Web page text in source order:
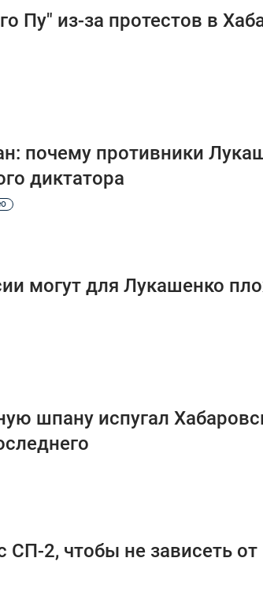
Пу" из-за протестов в
почему противники
диктатора
могут для Лукашенко
шпану испугал
СП-2, чтобы не зависеть